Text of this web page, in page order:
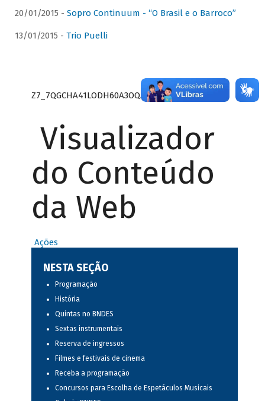
20/01/2015 - Sopro Continuum - “O Brasil e o Barroco”
13/01/2015 - Trio Puelli
Z7_7QGCHA41LODH60A3OQA8RN1415
Visualizador
do Conteúdo
da Web
Ações
NESTA SEÇÃO
Programação
História
Quintas no BNDES
Sextas instrumentais
Reserva de ingressos
Filmes e festivais de cinema
Receba a programação
Concursos para Escolha de Espetáculos Musicais